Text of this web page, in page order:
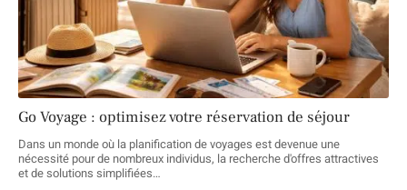
Go Voyage : optimisez votre réservation de séjour
Dans un monde où la planification de voyages est devenue une
nécessité pour de nombreux individus, la recherche d'offres attractives
et de solutions simplifiées…